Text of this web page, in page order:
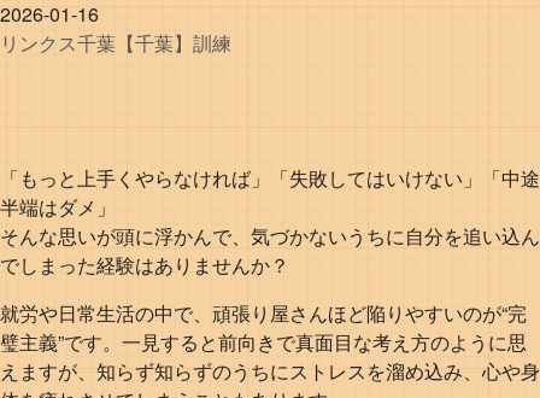
2026-01-16
リンクス千葉 【千葉】訓練
「もっと上手くやらなければ」「失敗してはいけない」「中途
半端はダメ」
そんな思いが頭に浮かんで、気づかないうちに自分を追い込ん
でしまった経験はありませんか？
就労や日常生活の中で、頑張り屋さんほど陥りやすいのが“完
璧主義”です。一見すると前向きで真面目な考え方のように思
えますが、知らず知らずのうちにストレスを溜め込み、心や身